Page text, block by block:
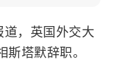
，英国外交大
斯塔默辞职。